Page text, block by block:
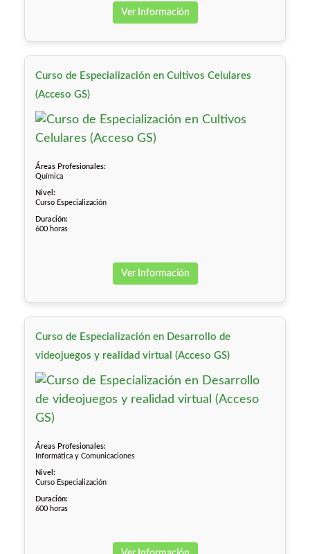
Ver Información
Curso de Especialización en Cultivos Celulares
(Acceso GS)
Áreas Profesionales:
Química
Nivel:
Curso Especialización
Duración:
600 horas
Ver Información
Curso de Especialización en Desarrollo de
videojuegos y realidad virtual (Acceso GS)
Áreas Profesionales:
Informática y Comunicaciones
Nivel:
Curso Especialización
Duración:
600 horas